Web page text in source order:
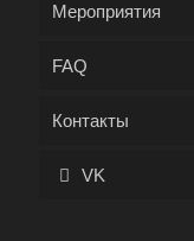
Мероприятия
FAQ
Контакты
VK